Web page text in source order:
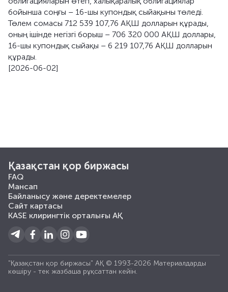
бойынша соңғы – 16-шы купондық сыйақыны төледі.
Төлем сомасы 712 539 107,76 АҚШ долларын құрады,
оның ішінде негізгі борыш – 706 320 000 АҚШ доллары,
16-шы купондық сыйақы – 6 219 107,76 АҚШ долларын
құрады.
[2026-06-02]
Қазақстан қор биржасы
FAQ
Мансап
Байланысу және деректемелер
Сайт картасы
KASE клирингтік орталығы АҚ
"Қазақстан қор биржасы" АҚ © 1993-2026 Материалдарды
көшiру - тек жазбаша рұқсаттан кейiн.